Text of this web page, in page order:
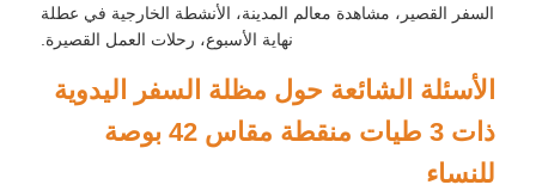
السفر القصير، مشاهدة معالم المدينة، الأنشطة الخارجية في عطلة
نهاية الأسبوع، رحلات العمل القصيرة.
الأسئلة الشائعة حول مظلة السفر اليدوية
ذات 3 طيات منقطة مقاس 42 بوصة
للنساء